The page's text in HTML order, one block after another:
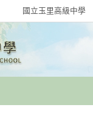
國立玉里高級中學